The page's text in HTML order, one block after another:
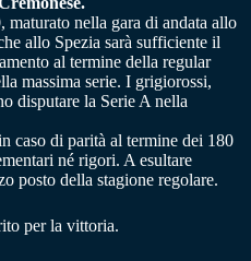
maturato nella gara di andata allo
allo Spezia sarà sufficiente il
al termine della regular
massima serie. I grigiorossi,
disputare la Serie A nella
caso di parità al termine dei 180
né rigori. A esultare
posto della stagione regolare.
per la vittoria.